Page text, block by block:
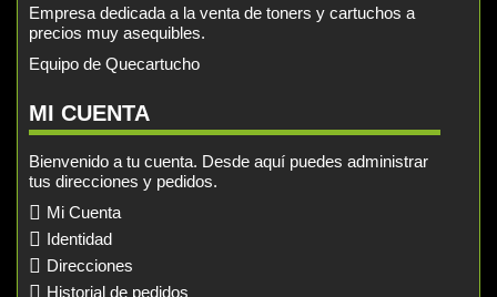
Empresa dedicada a la venta de toners y cartuchos a
precios muy asequibles.
Equipo de Quecartucho
MI CUENTA
Bienvenido a tu cuenta. Desde aquí puedes administrar
tus direcciones y pedidos.
Mi Cuenta
Identidad
Direcciones
Historial de pedidos